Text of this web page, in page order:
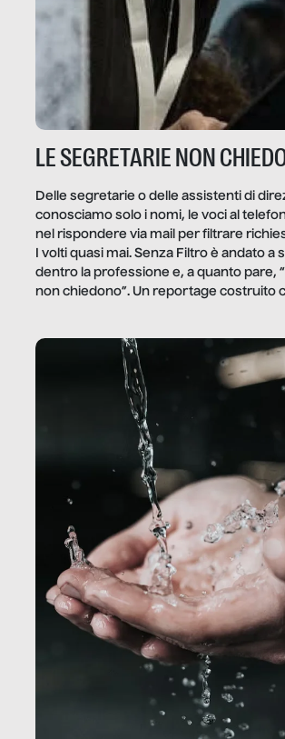
LE SEGRETARIE NON
Delle segretarie o delle assistenti di
conosciamo solo i nomi, le voci al
nel rispondere via mail per filtrare
I volti quasi mai. Senza Filtro è andato a
dentro la professione e, a quanto pare,
non chiedono”. Un reportage costruito